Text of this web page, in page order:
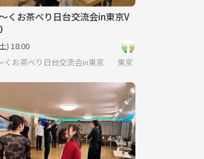
くお茶べり日台交流会in東京V
) 18:00
くお茶べり日台交流会in東京
東京